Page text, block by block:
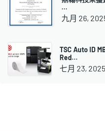
…
九月 26,
TSC Auto ID
Red…
七月 23, 2025